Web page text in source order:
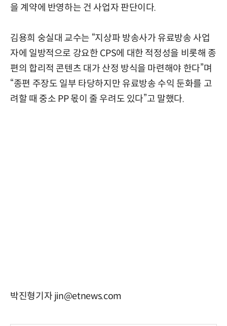
을 계약에 반영하는 건 사업자 판단이다.
김용희 숭실대 교수는 “지상파 방송사가 유료방송 사업
자에 일방적으로 강요한 CPS에 대한 적정성을 비롯해 종
편의 합리적 콘텐츠 대가 산정 방식을 마련해야 한다”며
“종편 주장도 일부 타당하지만 유료방송 수익 둔화를 고
려할 때 중소 PP 몫이 줄 우려도 있다”고 말했다.
박진형기자 jin@etnews.com